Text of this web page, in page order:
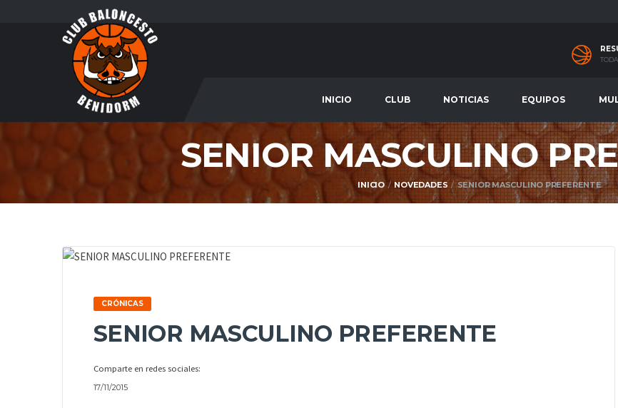
INICIO CLUB NOTICIAS EQUIPOS
SENIOR MASCULINO
INICIO NOVEDADES SENIOR MASCULINO PREFERENTE
CRÓNICAS
SENIOR MASCULINO PREFERENTE
Comparte en redes sociales:
17/11/2015